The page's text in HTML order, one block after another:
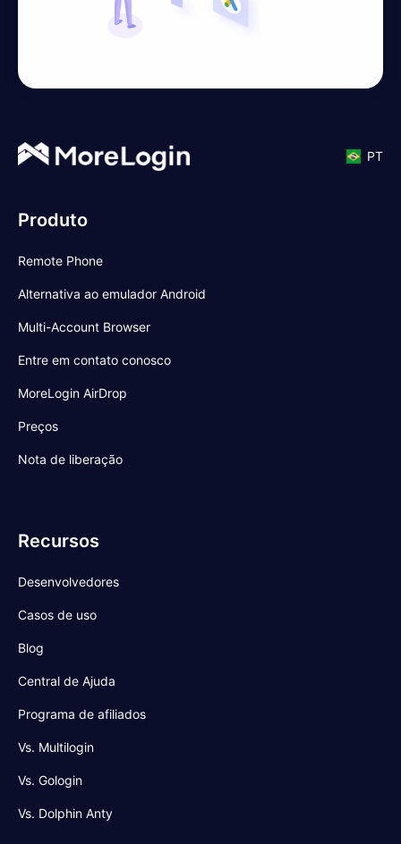
PT
Produto
Remote Phone
Alternativa ao emulador Android
Multi-Account Browser
Entre em contato conosco
MoreLogin AirDrop
Preços
Nota de liberação
Recursos
Desenvolvedores
Casos de uso
Blog
Central de Ajuda
Programa de afiliados
Vs. Multilogin
Vs. Gologin
Vs. Dolphin Anty